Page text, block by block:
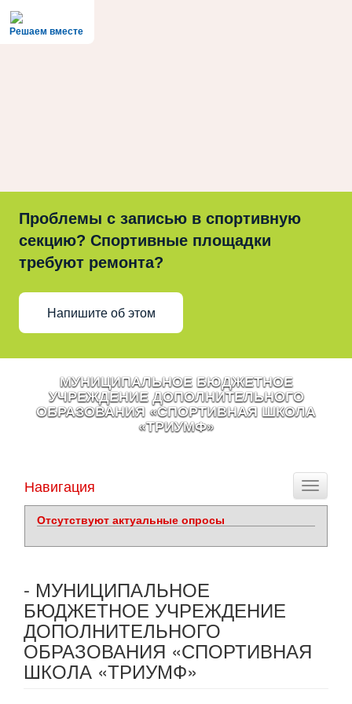
Решаем вместе
Проблемы с записью в спортивную
секцию? Спортивные площадки
требуют ремонта?
Напишите об этом
МУНИЦИПАЛЬНОЕ БЮДЖЕТНОЕ
УЧРЕЖДЕНИЕ ДОПОЛНИТЕЛЬНОГО
ОБРАЗОВАНИЯ «СПОРТИВНАЯ ШКОЛА
«ТРИУМФ»
Toggle
Навигация
Отсутствуют актуальные опросы
- МУНИЦИПАЛЬНОЕ
БЮДЖЕТНОЕ УЧРЕЖДЕНИЕ
ДОПОЛНИТЕЛЬНОГО
ОБРАЗОВАНИЯ «СПОРТИВНАЯ
ШКОЛА «ТРИУМФ»